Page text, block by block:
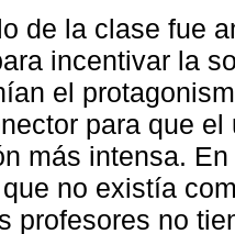
de la clase fue
incentivar la
el
para que
más intensa.
no existía
profesores no